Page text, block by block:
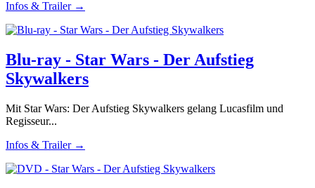
Infos & Trailer →
Blu-ray - Star Wars - Der Aufstieg
Skywalkers
Mit Star Wars: Der Aufstieg Skywalkers gelang Lucasfilm und
Regisseur...
Infos & Trailer →